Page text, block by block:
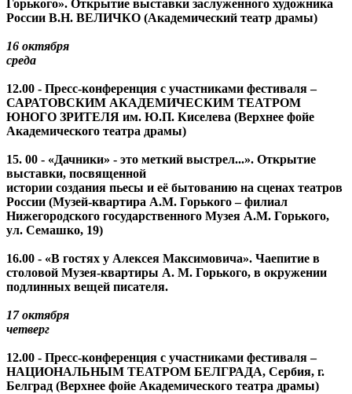
Горького». Открытие выставки заслуженного художника
России В.Н. ВЕЛИЧКО (Академический театр драмы)
16 октября
среда
12.00 - Пресс-конференция с участниками фестиваля –
САРАТОВСКИМ АКАДЕМИЧЕСКИМ ТЕАТРОМ
ЮНОГО ЗРИТЕЛЯ им. Ю.П. Киселева (Верхнее фойе
Академического театра драмы)
15. 00 - «Дачники» - это меткий выстрел...». Открытие
выставки, посвященной
истории создания пьесы и её бытованию на сценах театров
России (Музей-квартира А.М. Горького – филиал
Нижегородского государственного Музея А.М. Горького,
ул. Семашко, 19)
16.00 - «В гостях у Алексея Максимовича». Чаепитие в
столовой Музея-квартиры А. М. Горького, в окружении
подлинных вещей писателя.
17 октября
четверг
12.00 - Пресс-конференция с участниками фестиваля –
НАЦИОНАЛЬНЫМ ТЕАТРОМ БЕЛГРАДА, Сербия, г.
Белград (Верхнее фойе Академического театра драмы)